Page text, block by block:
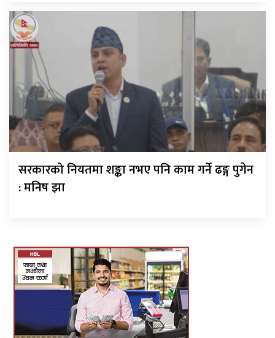
सरकारको नियतमा शङ्का नभए पनि काम गर्ने ढङ्ग पुगेन
: मनिष झा